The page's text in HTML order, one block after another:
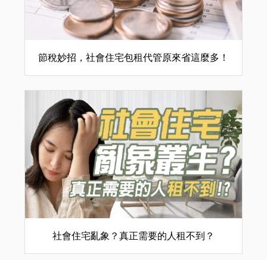
節稅妙招，社會住宅包租代管原來省這麼多！
社會住宅亂象？真正需要的人租不到？